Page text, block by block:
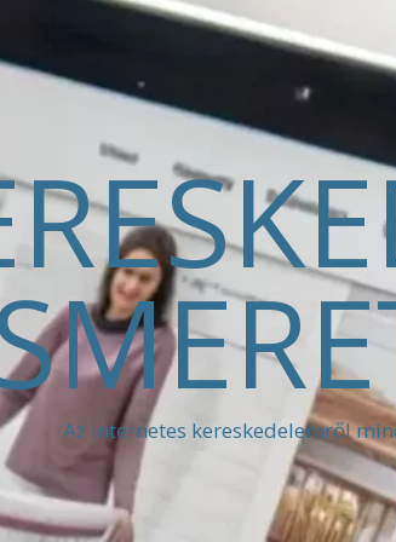
Az internetes kereskedelemről